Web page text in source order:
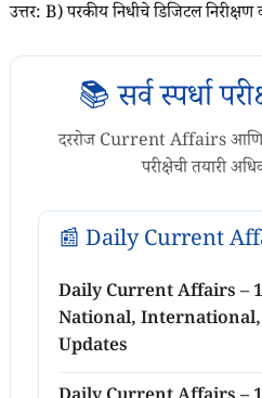
उत्तर: B) परकीय निधीचे डिजिटल
📚 सर्व स्पर्धा
दररोज Current Affairs आणि
परीक्षेची तयारी
📰 Daily Current
Daily Current Affairs –
National,
Updates